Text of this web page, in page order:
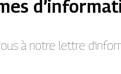
à notre lettre